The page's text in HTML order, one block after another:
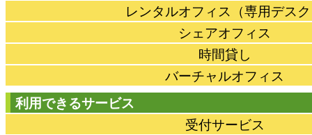
レンタルオフィス（専用デス
シェアオフィス
時間貸し
バーチャルオフィス
利用できるサービス
受付サービス